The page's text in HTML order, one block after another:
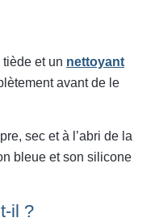
tiède et un nettoyant
avant de le
sec et à l’abri de la
bleue et son silicone
il ?